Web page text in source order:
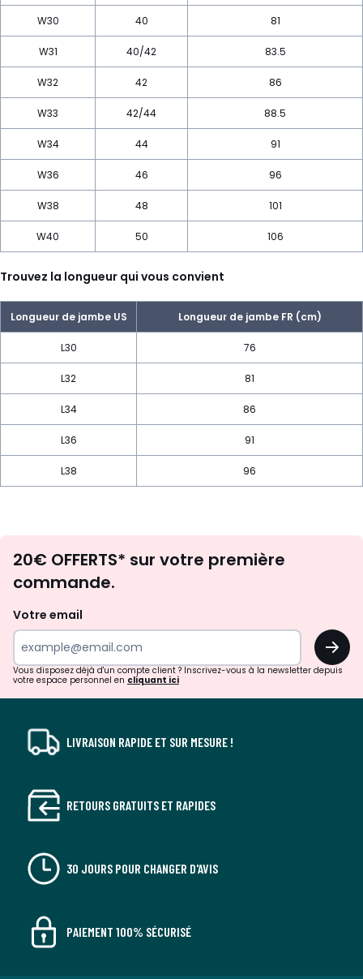
W30 40 81
W31 40/42 83.5
W32 42 86
W33 42/44 88.5
W34 44 91
W36 46 96
W38 48 101
W40 50 106
Trouvez la longueur qui vous convient
Longueur de jambe US Longueur de jambe FR (cm)
L30 76
L32 81
L34 86
L36 91
L38 96
d'inspirations
surprises?
20€ OFFERTS* sur votre première
commande.
Votre email
OK
Vous disposez déjà d'un compte client ? Inscrivez-vous à la newsletter depuis
votre espace personnel en cliquant ici
LIVRAISON RAPIDE ET SUR MESURE !
RETOURS GRATUITS ET RAPIDES
30 JOURS POUR CHANGER D'AVIS
PAIEMENT 100% SÉCURISÉ